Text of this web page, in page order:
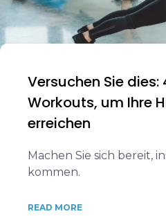
Versuchen Sie
Workouts, um Ihre
erreichen
Machen Sie sich bereit,
kommen.
READ MORE